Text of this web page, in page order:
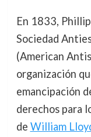
En 1833,
Sociedad
(American
organización
emancipación
derechos para
de William